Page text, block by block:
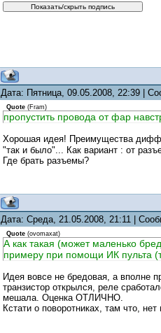
Дата: Пятница, 09.05.2008, 22:39 |
Quote (Fram)
пропустить провода от фар
Хорошая идея! Преимущества
"так и было"... Как вариант : от
Где брать разъемы?
Дата: Среда, 21.05.2008, 21:11 |
Quote (ovomaxat)
А как такая (может маленько
примеру при помощи ИК пульта
Идея вовсе не бредовая, а вполне
транзистор открылся, реле
мешала. Оценка ОТЛИЧНО.
Кстати о поворотниках, там что,